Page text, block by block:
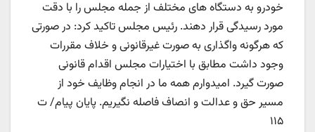
خودرو به دستگاه های مختلف از جمله مجلس را با دقت
مورد رسیدگی قرار دهند. رئیس مجلس تاکید کرد: در صورتی
که هرگونه واگذاری به صورت غیرقانونی و خلاف مقررات
وجود داشت مطابق با اختیارات مجلس اقدام قانونی
صورت گیرد. امیدوارم همه ما در انجام وظایف خود از
مسیر حق و عدالت و انصاف فاصله نگیریم. پایان پیام/ ت
۱۱۵